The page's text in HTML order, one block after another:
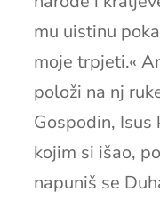
mu uistinu
moje trpjeti.«
položi na nj
Gospodin, Isus
kojim si išao,
napuniš se